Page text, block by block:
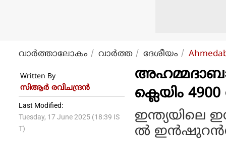
വാര്‍ത്താലോകം വാര്‍ത്ത ദേശീയം
Written By
സിആര്‍ രവിചന്ദ്രന്‍
Last Modified:
Tuesday, 17 June 2025 (18:39 IS
T)
ക്ലെയിം
ഇന്ത്യയിലെ
ല്‍